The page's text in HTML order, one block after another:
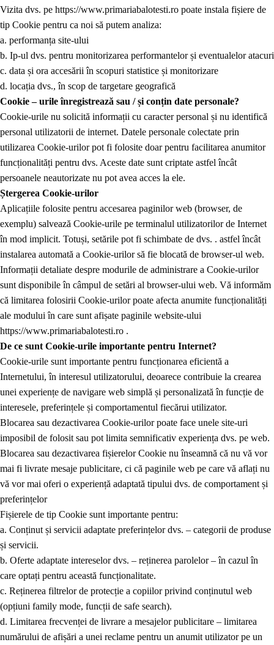
Vizita dvs. pe https://www.primariabalotesti.ro poate instala fișiere de
tip Cookie pentru ca noi să putem analiza:
a. performanța site-ului
b. Ip-ul dvs. pentru monitorizarea performantelor și eventualelor atacuri
c. data și ora accesării în scopuri statistice și monitorizare
d. locația dvs., în scop de targetare geografică
Cookie – urile înregistrează sau / și conțin date personale?
Cookie-urile nu solicită informații cu caracter personal și nu identifică
personal utilizatorii de internet. Datele personale colectate prin
utilizarea Cookie-urilor pot fi folosite doar pentru facilitarea anumitor
funcționalități pentru dvs. Aceste date sunt criptate astfel încât
persoanele neautorizate nu pot avea acces la ele.
Ștergerea Cookie-urilor
Aplicațiile folosite pentru accesarea paginilor web (browser, de
exemplu) salvează Cookie-urile pe terminalul utilizatorilor de Internet
în mod implicit. Totuși, setările pot fi schimbate de dvs. . astfel încât
instalarea automată a Cookie-urilor să fie blocată de browser-ul web.
Informații detaliate despre modurile de administrare a Cookie-urilor
sunt disponibile în câmpul de setări al browser-ului web. Vă informăm
că limitarea folosirii Cookie-urilor poate afecta anumite funcționalități
ale modului în care sunt afișate paginile website-ului
https://www.primariabalotesti.ro .
De ce sunt Cookie-urile importante pentru Internet?
Cookie-urile sunt importante pentru funcționarea eficientă a
Internetului, în interesul utilizatorului, deoarece contribuie la crearea
unei experiențe de navigare web simplă și personalizată în funcție de
interesele, preferințele și comportamentul fiecărui utilizator.
Blocarea sau dezactivarea Cookie-urilor poate face unele site-uri
imposibil de folosit sau pot limita semnificativ experiența dvs. pe web.
Blocarea sau dezactivarea fișierelor Cookie nu înseamnă că nu vă vor
mai fi livrate mesaje publicitare, ci că paginile web pe care vă aflați nu
vă vor mai oferi o experiență adaptată tipului dvs. de comportament și
preferințelor
Fișierele de tip Cookie sunt importante pentru:
a. Conținut și servicii adaptate preferințelor dvs. – categorii de produse
și servicii.
b. Oferte adaptate intereselor dvs. – reținerea parolelor – în cazul în
care optați pentru această funcționalitate.
c. Reținerea filtrelor de protecție a copiilor privind conținutul web
(opțiuni family mode, funcții de safe search).
d. Limitarea frecvenței de livrare a mesajelor publicitare – limitarea
numărului de afișări a unei reclame pentru un anumit utilizator pe un